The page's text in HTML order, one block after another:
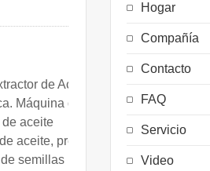
de Aceite
Máquina de
aceite
aceite, prensa
semillas
Hogar
Compañía
Contacto
FAQ
Servicio
Video